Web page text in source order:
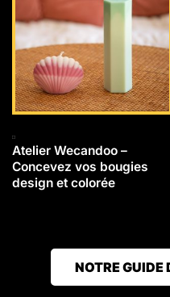
Atelier Wecandoo –
Concevez vos bougies
design et colorée
NOTRE GUIDE